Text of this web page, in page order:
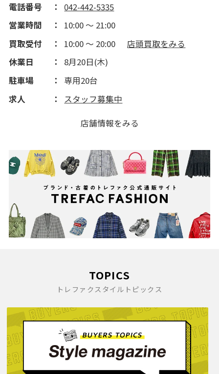
電話番号
042-442-5335
営業時間
10:00 ～ 21:00
買取受付
10:00 ～ 20:00
店頭買取をみる
休業日
8月20日(木)
駐車場
専用20台
求人
スタッフ募集中
店舗情報をみる
TOPICS
トレファクスタイルトピックス